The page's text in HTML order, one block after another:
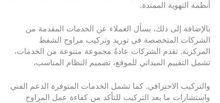
أنظمة التهوية الممتدة.
بالإضافة إلى ذلك، يسأل العملاء عن الخدمات المقدمة من
الشركات المتخصصة في توريد وتركيب مراوح الشفط
المركزية. تقدم الشركات عادةً مجموعة متنوعة من الخدمات،
تشمل التقييم الميداني للموقع، تصميم النظام المناسب،
والتركيب الاحترافي. كما تشمل الخدمات المتوفرة الدعم الفني
واستشارات ما بعد التركيب للتأكد من كفاءة عمل المراوح